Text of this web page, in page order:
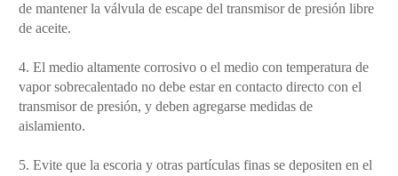
de mantener la válvula de escape del transmisor de presión libre
de aceite.
4. El medio altamente corrosivo o el medio con temperatura de
vapor sobrecalentado no debe estar en contacto directo con el
transmisor de presión, y deben agregarse medidas de
aislamiento.
5. Evite que la escoria y otras partículas finas se depositen en el